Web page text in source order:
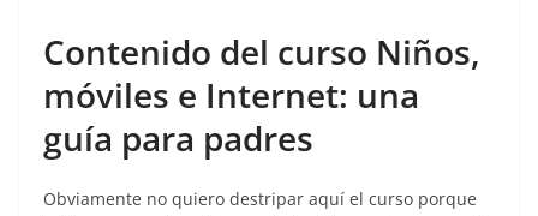
Contenido del curso Niños,
móviles e Internet: una
guía para padres
Obviamente no quiero destripar aquí el curso porque